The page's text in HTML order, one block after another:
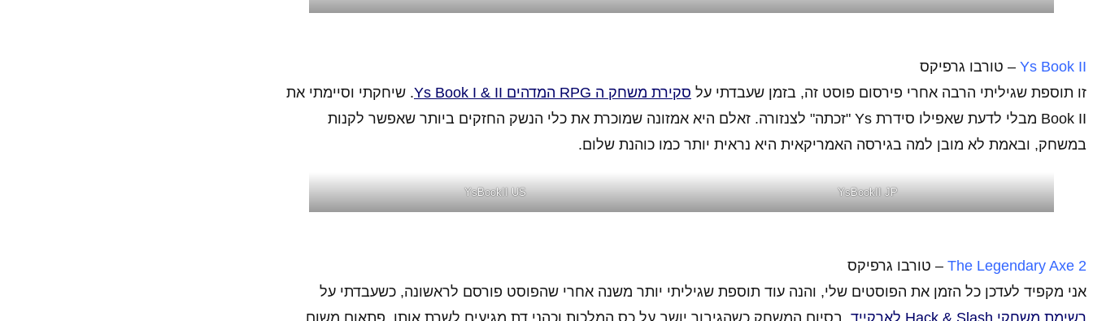
Ys Book II – טורבו גרפיקס
זו תוספת שגיליתי הרבה אחרי פירסום פוסט זה, בזמן שעבדתי על סקירת משחק ה RPG המדהים Ys Book I & II
. שיחקתי וסיימתי את
Book II מבלי לדעת שאפילו סידרת Ys "זכתה" לצנזורה. זאלם היא אמזונה שמוכרת את כלי הנשק החזקים ביותר שאפשר לקנות
במשחק, ובאמת לא מובן למה בגירסה האמריקאית היא נראית יותר כמו כוהנת שלום.
YsBookII JP
YsBookII US
The Legendary Axe 2 – טורבו גרפיקס
אני מקפיד לעדכן כל הזמן את הפוסטים שלי, והנה עוד תוספת שגיליתי יותר משנה אחרי שהפוסט פורסם לראשונה, כשעבדתי על
רשימת משחקי Hack & Slash לארקייד
. בסיום המשחק כשהגיבור יושב על כס המלכות וכהני דת מגיעים לשרת אותו, פתאום משום